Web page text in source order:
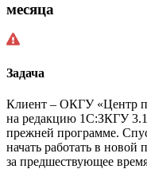
месяца
Задача
Клиент – ОКГУ «Центр
на редакцию 1С:ЗКГУ
прежней программе.
начать работать в новой
за предшествующее